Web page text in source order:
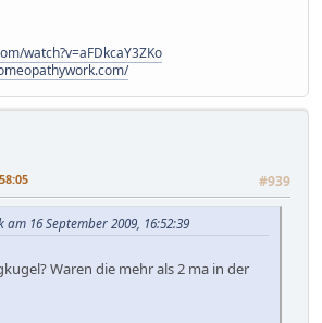
watch?v=aFDkcaY3ZKo
#939
16 September 2009, 16:52:39
Waren die mehr als 2 ma in der